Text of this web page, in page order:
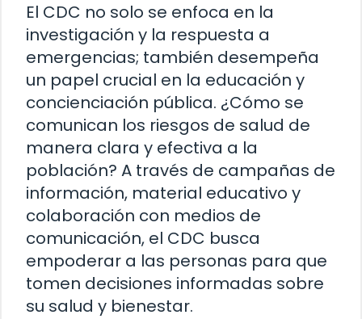
El CDC no solo se enfoca en la
investigación y la respuesta a
emergencias; también desempeña
un papel crucial en la educación y
concienciación pública. ¿Cómo se
comunican los riesgos de salud de
manera clara y efectiva a la
población? A través de campañas de
información, material educativo y
colaboración con medios de
comunicación, el CDC busca
empoderar a las personas para que
tomen decisiones informadas sobre
su salud y bienestar.